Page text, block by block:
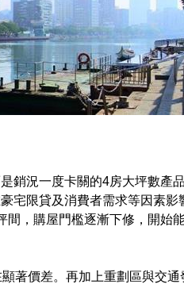
銷況一度卡關的4房大坪數產
宅限貸及消費者需求等因素影
，購屋門檻逐漸下修，開始
著價差。再加上重劃區與交通